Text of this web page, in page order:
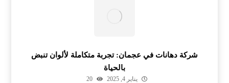
شركة دهانات في عجمان: تجربة متكاملة لألوان تنبض
بالحياة
يناير 4, 2025 20